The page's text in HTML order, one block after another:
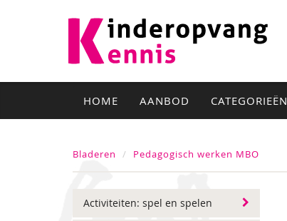
HOME AANBOD CATEGORIEËN
Bladeren Pedagogisch werken MBO
Activiteiten: spel en spelen